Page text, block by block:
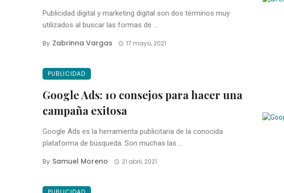
Publicidad digital y marketing digital son dos términos muy
utilizados al buscar las formas de ...
By Zabrinna Vargas 17 mayo, 2021
PUBLICIDAD
Google Ads: 10 consejos para hacer una
campaña exitosa
Google Ads es la herramienta publicitaria de la conocida
plataforma de búsqueda. Son muchas las ...
By Samuel Moreno 21 abril, 2021